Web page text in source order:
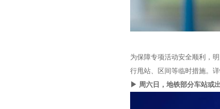
为保障专项活动安全顺利，
行甩站、区间等临时措施。
▶ 周六日，地铁部分车站或